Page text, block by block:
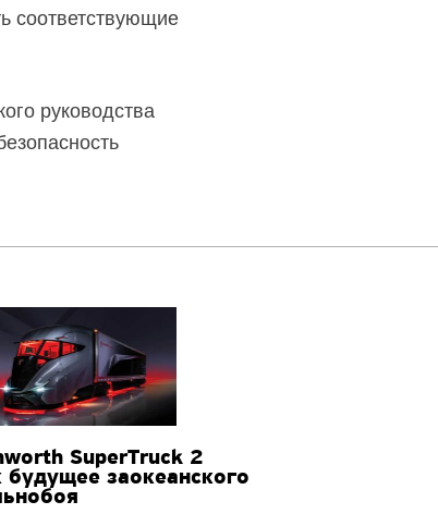
соответствующие
руководства
SuperTruck 2
будущее заокеанского